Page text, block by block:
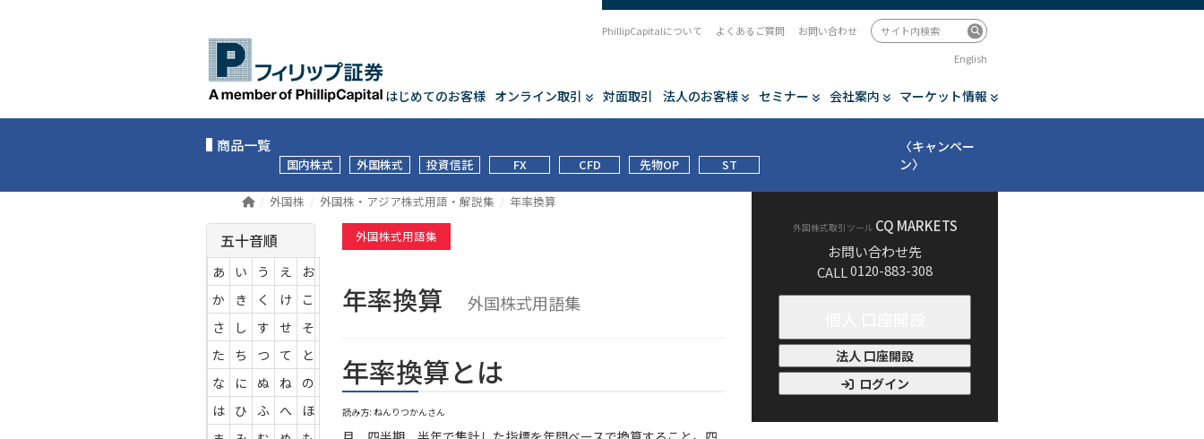
はじめてのお客様 オンライン取引 対面取引 法人のお客様 セミナー 会社案内 マーケット情報
PhillipCapitalについて よくあるご質問
お問い合わせ
English
商品一覧
国内株式 外国株式 投資信託 FX CFD 先物OP ST
〈キャンペー
ン〉
外国株 外国株・アジア株式用語・解説集 年率換算
外国株式用語集
年率換算 外国株式用語集
年率換算とは
読み方: ねんりつかんさん
五十音順
あ い う え
お
か
き く け
こ
さ
し す せ
そ
た
ち つ て
と
な
に ぬ ね
の
は
ひ ふ へ
ほ
外国株式取引ツール CQ MARKETS
お問い合わせ先
CALL0120-883-308
法人 口座開設
ログイン